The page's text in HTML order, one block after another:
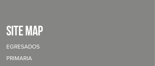
site map
EGRESADOS
PRIMARIA